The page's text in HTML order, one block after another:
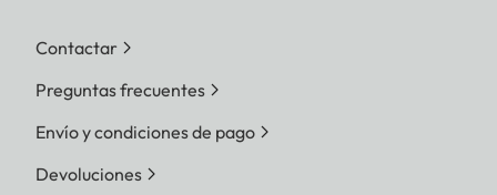
Contactar
Preguntas frecuentes
Envío y condiciones de pago
Devoluciones